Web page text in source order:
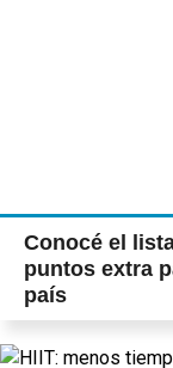
Conocé el
puntos extra
país